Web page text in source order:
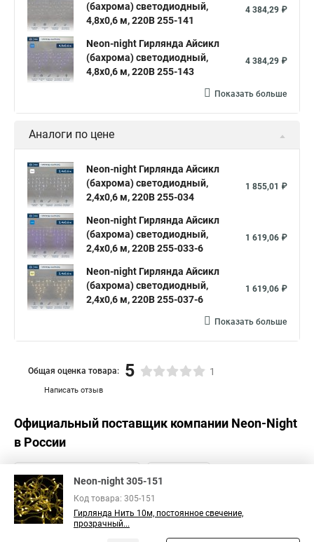
(бахрома) светодиодный,
4,8х0,6 м, 220В 255-141
4 384,29 ₽
Neon-night Гирлянда Айсикл
(бахрома) светодиодный,
4,8х0,6 м, 220В 255-143
4 384,29 ₽
Показать больше
Аналоги по цене
Neon-night Гирлянда Айсикл
(бахрома) светодиодный,
2,4х0,6 м, 220В 255-034
1 855,01 ₽
Neon-night Гирлянда Айсикл
(бахрома) светодиодный,
2,4х0,6 м, 220В 255-033-6
1 619,06 ₽
Neon-night Гирлянда Айсикл
(бахрома) светодиодный,
2,4х0,6 м, 220В 255-037-6
1 619,06 ₽
Показать больше
Написать отзыв
Общая оценка товара: 5 1
Официальный поставщик компании Neon-Night
в России
Neon-night 305-151
Код товара: 305-151
Гирлянда Нить 10м, постоянное свечение,
прозрачный...